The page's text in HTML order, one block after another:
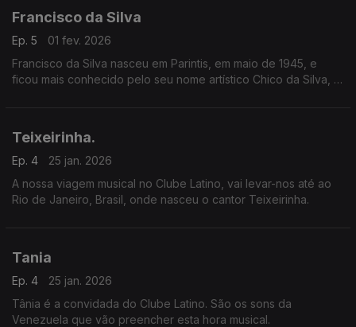
Francisco da Silva
Ep. 5
01 fev. 2026
Francisco da Silva nasceu em Parintis, em maio de 1945, e
ficou mais conhecido pelo seu nome artístico Chico da Silva, é
Teixeirinha.
Ep. 4
25 jan. 2026
A nossa viagem musical no Clube Latino, vai levar-nos até ao
Rio de Janeiro, Brasil, onde nasceu o cantor Teixeirinha.
Tania
Ep. 4
25 jan. 2026
Tânia é a convidada do Clube Latino. São os sons da
Venezuela que vão preencher esta hora musical.